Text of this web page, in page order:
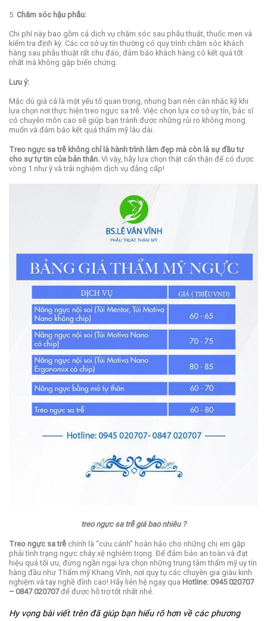
5. Chăm sóc hậu phẫu:
Chi phí này bao gồm cả dịch vụ chăm sóc sau phẫu thuật, thuốc men và
kiểm tra định kỳ. Các cơ sở uy tín thường có quy trình chăm sóc khách
hàng sau phẫu thuật rất chu đáo, đảm bảo khách hàng có kết quả tốt
nhất mà không gặp biến chứng.
Lưu ý:
Mặc dù giá cả là một yếu tố quan trọng, nhưng bạn nên cân nhắc kỹ khi
lựa chọn nơi thực hiện treo ngực sa trễ. Việc chọn lựa cơ sở uy tín, bác sĩ
có chuyên môn cao sẽ giúp bạn tránh được những rủi ro không mong
muốn và đảm bảo kết quả thẩm mỹ lâu dài.
Treo ngực sa trễ không chỉ là hành trình làm đẹp mà còn là sự đầu tư
cho sự tự tin của bản thân. Vì vậy, hãy lựa chọn thật cẩn thận để có được
vòng 1 như ý và trải nghiệm dịch vụ đẳng cấp!
treo ngực sa trễ giá bao nhiêu ?
Treo ngực sa trễ chính là “cứu cánh” hoàn hảo cho những chị em gặp
phải tình trạng ngực chảy xệ nghiêm trọng. Để đảm bảo an toàn và đạt
hiệu quả tối ưu, đừng ngần ngại lựa chọn những trung tâm thẩm mỹ uy tín
hàng đầu như Thẩm mỹ Khang Vĩnh, nơi quy tụ các chuyên gia giàu kinh
nghiệm và tay nghề đỉnh cao! Hãy liên hệ ngay qua Hotline: 0945 020707
– 0847 020707để được hỗ trợ tốt nhất nhé.
Hy vọng bài viết trên đã giúp bạn hiểu rõ hơn về các phương